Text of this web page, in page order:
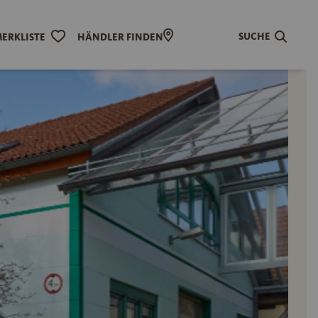
HÄNDLER FINDEN SUCHE